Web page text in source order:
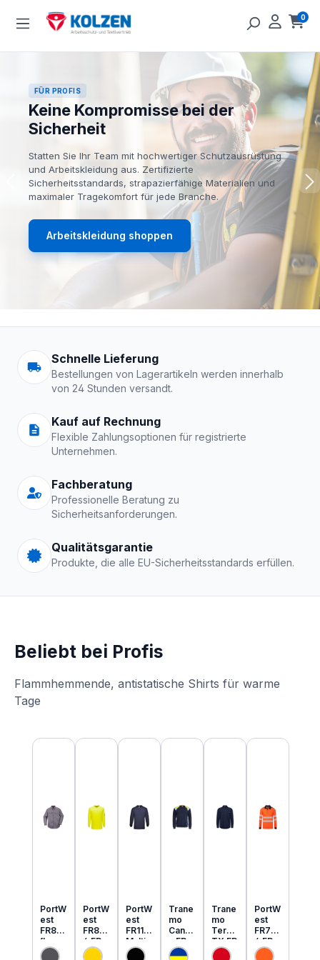
Zum Hauptinhalt springen 0
FÜR PROFIS
Keine Kompromisse bei der
Sicherheit
Statten Sie Ihr Team mit hochwertiger Schutzausrüstung
und Arbeitskleidung aus. Zertifizierte
Sicherheitsstandards, strapazierfähige Materialien und
maximaler Tragekomfort für jede Branche.
Arbeitskleidung shoppen
Arbeitskleidung |
Schnelle Lieferung
Bestellungen von Lagerartikeln werden innerhalb
von 24 Stunden versandt.
Kauf auf Rechnung
Flexible Zahlungsoptionen für registrierte
Unternehmen.
Fachberatung
Professionelle Beratung zu
Sicherheitsanforderungen.
Qualitätsgarantie
Produkte, die alle EU-Sicherheitsstandards erfüllen.
Beliebt bei Profis
Flammhemmende, antistatische Shirts für warme
Tage
Produktgalerie überspringen
PortW
est
FR89
flamm
hemm
PortW
est
FR80
6 FR
MultiN
PortW
est
FR11
Multi
Norm
Trane
mo
Cante
x FR
MultiN
Trane
mo
Tera
TX FR
leicht
PortW
est
FR73
4 FR
MultiN